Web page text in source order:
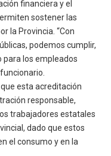
financiera y el
sostener las
la Provincia. “Con
podemos cumplir,
para los empleados
esta acreditación
responsable,
trabajadores estatales
dado que estos
el consumo y en la